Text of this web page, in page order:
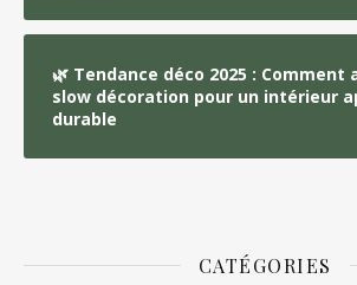
🌿 Tendance déco 2025 : Comment
slow décoration pour un intérieur
durable
CATÉGORIES